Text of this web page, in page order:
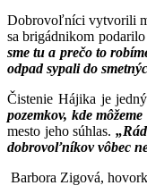
Dobrovoľníci vytvorili
sa brigádnikom
sme tu a prečo to
odpad sypali do
Čistenie Hájika je
pozemkov, kde
mesto jeho súhlas.
dobrovoľníkov vôbec
Barbora Zigová,